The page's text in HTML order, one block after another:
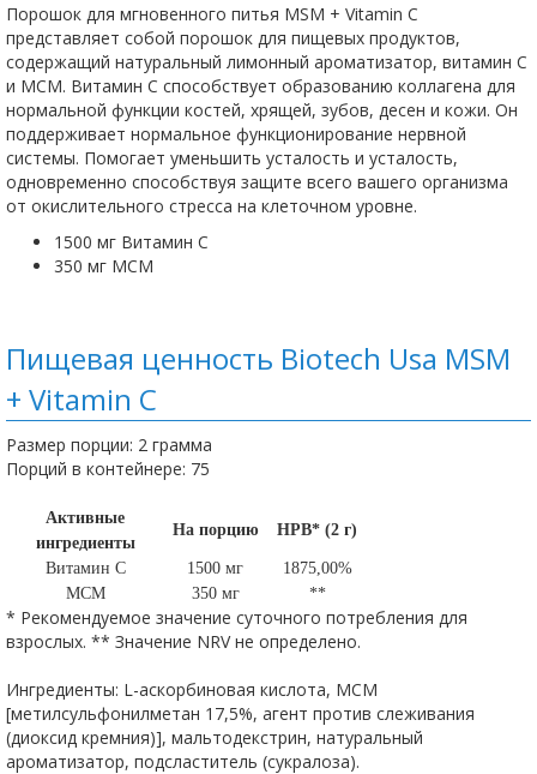
Порошок для мгновенного питья MSM + Vitamin C
представляет собой порошок для пищевых продуктов,
содержащий натуральный лимонный ароматизатор, витамин С
и МСМ. Витамин С способствует образованию коллагена для
нормальной функции костей, хрящей, зубов, десен и кожи. Он
поддерживает нормальное функционирование нервной
системы. Помогает уменьшить усталость и усталость,
одновременно способствуя защите всего вашего организма
от окислительного стресса на клеточном уровне.
1500 мг Витамин С
350 мг МСМ
Пищевая ценность Biotech Usa MSM
+ Vitamin C
Размер порции: 2 грамма
Порций в контейнере: 75
Активные
ингредиенты
На порцию НРВ* (2 г)
Витамин С 1500 мг
1875,00%
МСМ
350 мг **
* Рекомендуемое значение суточного потребления для
взрослых. ** Значение NRV не определено.
Ингредиенты: L-аскорбиновая кислота, МСМ
[метилсульфонилметан 17,5%, агент против слеживания
(диоксид кремния)], мальтодекстрин, натуральный
ароматизатор, подсластитель (сукралоза).